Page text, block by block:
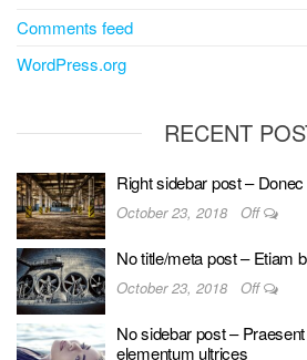
Comments feed
WordPress.org
RECENT
Right sidebar post –
October 23, 2018 Off
No title/meta post – Etiam
October 23, 2018 Off
No sidebar post –
elementum ultrices